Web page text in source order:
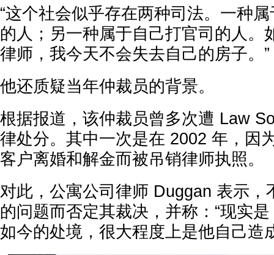
“这个社会似乎存在两种司法。一种
的人；另一种属于自己打官司的人。
律师，我今天不会失去自己的房子。”
他还质疑当年仲裁员的背景。
根据报道，该仲裁员曾多次遭 Law
律处分。其中一次是在 2002 年，因
客户离婚和解金而被吊销律师执照。
对此，公寓公司律师 Duggan 表示，
的问题而否定其裁决，并称：“现实
如今的处境，很大程度上是他自己造